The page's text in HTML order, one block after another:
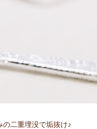
の二重埋没で垢抜け♪